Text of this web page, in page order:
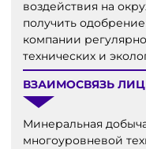
воздействия на
получить
компании
технических и
ВЗАИМОСВЯЗЬ
Минеральная
многоуровневой